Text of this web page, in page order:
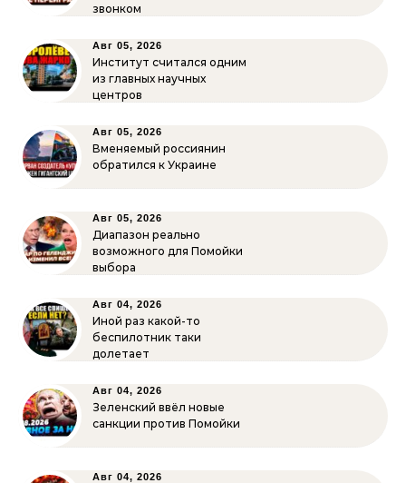
звонком
Авг 05, 2026
Институт считался одним
из главных научных
центров
Авг 05, 2026
Вменяемый россиянин
обратился к Украине
Авг 05, 2026
Диапазон реально
возможного для Помойки
выбора
Авг 04, 2026
Иной раз какой-то
беспилотник таки
долетает
Авг 04, 2026
Зеленский ввёл новые
санкции против Помойки
Авг 04, 2026